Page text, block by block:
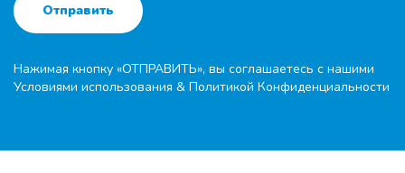
Отправить
Нажимая кнопку «ОТПРАВИТЬ», вы соглашаетесь с нашими
Условиями использования & Политикой Конфиденциальности